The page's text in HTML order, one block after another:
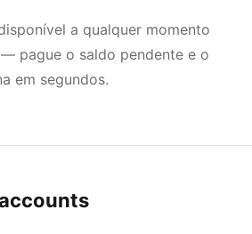
a qualquer momento
pague o saldo pendente e o
em segundos.